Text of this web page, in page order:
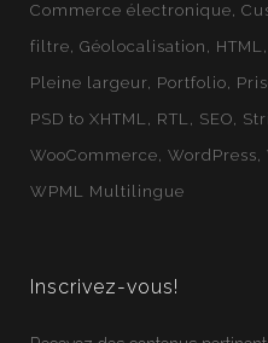
Commerce électronique
filtre Géolocalisation HTML
Pleine largeur Portfolio
PSD to XHTML
RTL SEO
WooCommerce WordPress
WPML Multilingue
Inscrivez-vous!